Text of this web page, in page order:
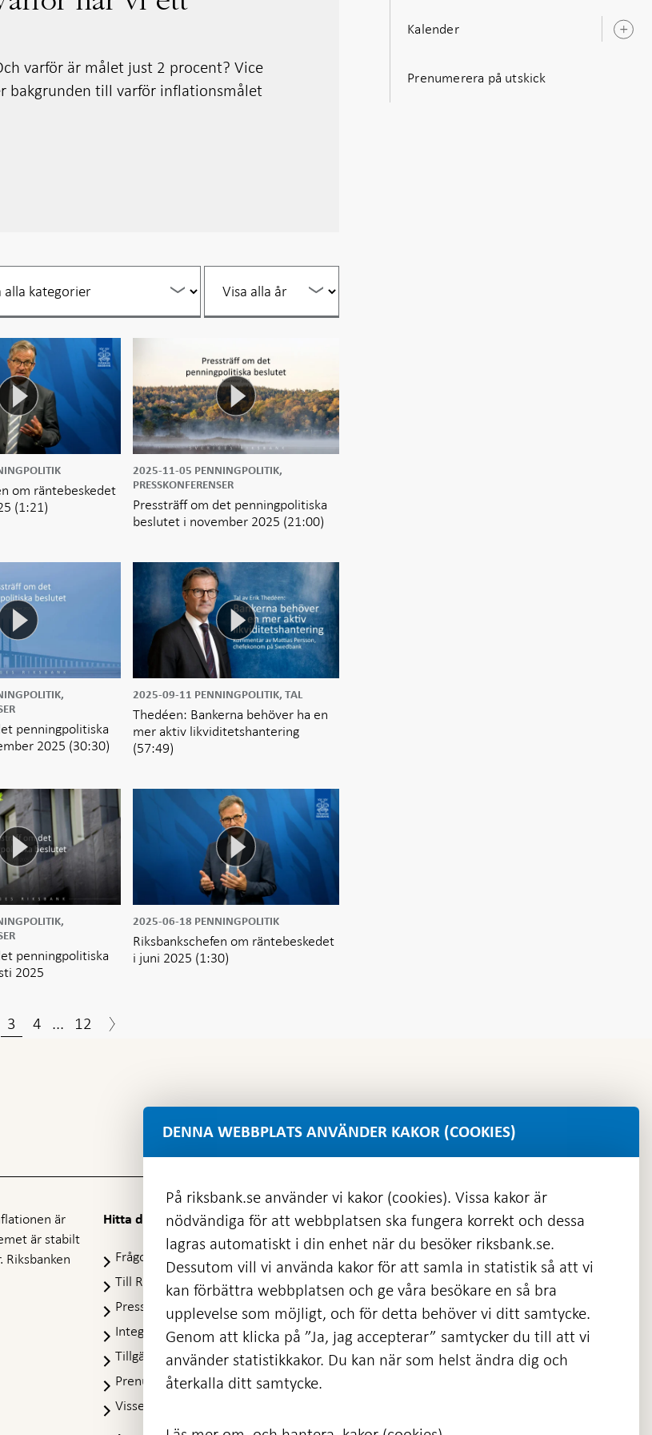
varför är målet just 2 procent? Vice
bakgrunden till varför inflationsmålet
per
år
om räntebeskedet
(1:21)
2025-11-05 PENNINGPOLITIK,
PRESSKONFERENSER
Pressträff om det penningpolitiska
beslutet i november 2025 (21:00)
penningpolitiska
2025 (30:30)
2025-09-11 PENNINGPOLITIK, TAL
Thedéen: Bankerna behöver ha en
mer aktiv likviditetshantering
(57:49)
penningpolitiska
2025
2025-06-18 PENNINGPOLITIK
Riksbankschefen om räntebeskedet
i juni 2025 (1:30)
3 4 ... 12
Kalender
Prenumerera på utskick
är
är stabilt
Hitta direkt
Frågor och svar
Öppnas
i
ny
flik
Till Riksbankens webbarkiv
Öppnas
ny
flik
Presskontakt
Integritetspolicy
Tillgänglighetsredogörelse
Prenumerera på utskick
Visselblåsning
DENNA WEBBPLATS ANVÄNDER KAKOR (COOKIES)
På riksbank.se använder vi kakor (cookies). Vissa kakor är
nödvändiga för att webbplatsen ska fungera korrekt och dessa
lagras automatiskt i din enhet när du besöker riksbank.se.
Dessutom vill vi använda kakor för att samla in statistik så att vi
kan förbättra webbplatsen och ge våra besökare en så bra
upplevelse som möjligt, och för detta behöver vi ditt samtycke.
Genom att klicka på ”Ja, jag accepterar” samtycker du till att vi
använder statistikkakor. Du kan när som helst ändra dig och
återkalla ditt samtycke.